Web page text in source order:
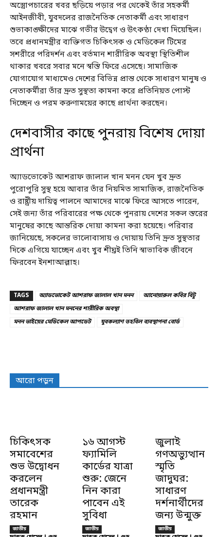
অস্ত্রোপচারের খবর ছড়িয়ে পড়ার পর থেকেই তাঁর সহকর্মী
আইনজীবী, যুবদলের রাজনৈতিক নেতাকর্মী এবং সাধারণ
শুভাকাঙ্ক্ষীদের মাঝে গভীর উদ্বেগ ও উৎকণ্ঠা দেখা দিয়েছিল।
তবে প্রধানমন্ত্রীর ব্যক্তিগত চিকিৎসক ও মেডিকেল টিমের
সশরীরে পরিদর্শন এবং বর্তমান শারীরিক অবস্থা স্থিতিশীল
থাকার খবরে সবার মনে স্বস্তি ফিরে এসেছে। সামাজিক
যোগাযোগ মাধ্যমেও দেশের বিভিন্ন প্রান্ত থেকে সাধারণ মানুষ ও
নেতাকর্মীরা তাঁর দ্রুত সুস্থতা কামনা করে প্রতিনিয়ত পোস্ট
দিচ্ছেন ও পরম করুণাময়ের কাছে প্রার্থনা করছেন।
দেশবাসীর কাছে পুনরায় বিশেষ দোয়া
প্রার্থনা
অ্যাডভোকেট আশরাফ জালাল খান মনন যেন খুব দ্রুত
পুরোপুরি সুস্থ হয়ে আবার তাঁর নিয়মিত সামাজিক, রাজনৈতিক
ও রাষ্ট্রীয় দায়িত্ব পালনে আমাদের মাঝে ফিরে আসতে পারেন,
সেই জন্য তাঁর পরিবারের পক্ষ থেকে পুনরায় দেশের সকল স্তরের
মানুষের কাছে আন্তরিক দোয়া কামনা করা হয়েছে। পরিবার
জানিয়েছে, সকলের ভালোবাসায় ও দোয়ায় তিনি দ্রুত সুস্থতার
দিকে এগিয়ে যাচ্ছেন এবং খুব শীঘ্রই তিনি স্বাভাবিক জীবনে
ফিরবেন ইনশাআল্লাহ।
TAGS অ্যাডভোকেট আশরাফ জালাল খান মনন
আনোয়ারুল কবির বিটু
আশরাফ জালাল খান মননের শারীরিক অবস্থা
মনন ভাইয়ের মেডিকেল আপডেট
যুবকল্যাণ তহবিল ব্যবস্থাপনা বোর্ড
আরো পড়ুন
চিকিৎসক
সমাবেশের
শুভ উদ্বোধন
করলেন
প্রধানমন্ত্রী
তারেক
রহমান
জাতীয়
১৬ আগস্ট
ফ্যামিলি
কার্ডের যাত্রা
শুরু: জেনে
নিন কারা
পাবেন এই
সুবিধা
জাতীয়
জুলাই
গণঅভ্যুত্থান
স্মৃতি
জাদুঘর:
সাধারণ
দর্শনার্থীদের
জন্য উন্মুক্ত
জাতীয়